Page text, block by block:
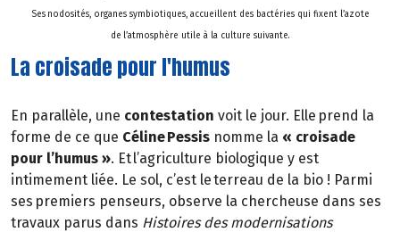
Ses nodosités, organes symbiotiques, accueillent des bactéries qui fixent l’azote
de l’atmosphère utile à la culture suivante.
La croisade pour l'humus
En parallèle, une contestation voit le jour. Elle prend la
forme de ce que Céline Pessis nomme la « croisade
pour l’humus ». Et l’agriculture biologique y est
intimement liée. Le sol, c’est le terreau de la bio ! Parmi
ses premiers penseurs, observe la chercheuse dans ses
travaux parus dans Histoires des modernisations